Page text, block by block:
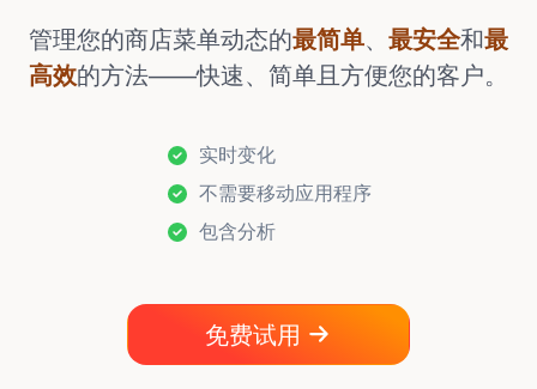
管理您的商店菜单动态的最简单、 最安全和最
高效的方法——快速、简单且方便您的客户。
实时变化
不需要移动应用程序
包含分析
免费试用